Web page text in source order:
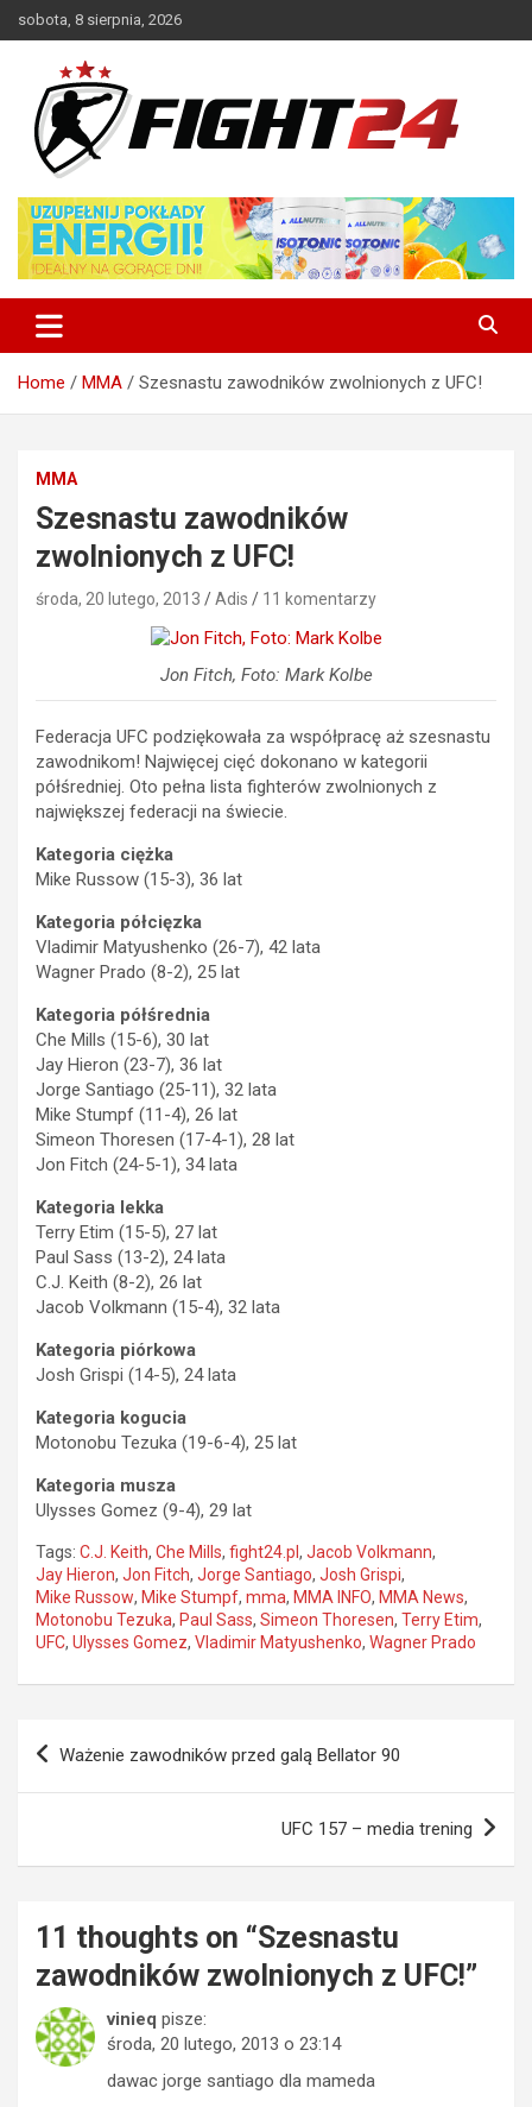
to
sobota, 8 sierpnia, 2026
FIGHT24.PL – MMA i K-1, UFC
Home MMA Szesnastu zawodników zwolnionych z UFC!
MMA
Szesnastu zawodników
zwolnionych z UFC!
środa, 20 lutego, 2013 Adis 11 komentarzy
Jon Fitch, Foto: Mark Kolbe
Federacja UFC podziękowała za współpracę aż szesnastu
zawodnikom! Najwięcej cięć dokonano w kategorii
półśredniej. Oto pełna lista fighterów zwolnionych z
największej federacji na świecie.
Kategoria ciężka
Mike Russow (15-3), 36 lat
Kategoria półcięzka
Vladimir Matyushenko (26-7), 42 lata
Wagner Prado (8-2), 25 lat
Kategoria półśrednia
Che Mills (15-6), 30 lat
Jay Hieron (23-7), 36 lat
Jorge Santiago (25-11), 32 lata
Mike Stumpf (11-4), 26 lat
Simeon Thoresen (17-4-1), 28 lat
Jon Fitch (24-5-1), 34 lata
Kategoria lekka
Terry Etim (15-5), 27 lat
Paul Sass (13-2), 24 lata
C.J. Keith (8-2), 26 lat
Jacob Volkmann (15-4), 32 lata
Kategoria piórkowa
Josh Grispi (14-5), 24 lata
Kategoria kogucia
Motonobu Tezuka (19-6-4), 25 lat
Kategoria musza
Ulysses Gomez (9-4), 29 lat
Tags: C.J. Keith, Che Mills, fight24.pl , Jacob Volkmann,
Jay Hieron, Jon Fitch, Jorge Santiago, Josh Grispi,
Mike Russow, Mike Stumpf, mma, MMA INFO, MMA News,
Motonobu Tezuka, Paul Sass, Simeon Thoresen, Terry Etim,
UFC, Ulysses Gomez, Vladimir Matyushenko, Wagner Prado
Nawigacja
Ważenie zawodników przed galą Bellator 90
UFC 157 – media trening
11 thoughts on “Szesnastu
zawodników zwolnionych z UFC!”
vinieq pisze:
środa, 20 lutego, 2013 o 23:14
dawac jorge santiago dla mameda